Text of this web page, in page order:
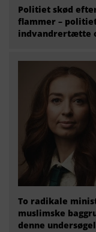
Politiet skød
flammer –
indvandrertætte
To radikale
muslimske
denne